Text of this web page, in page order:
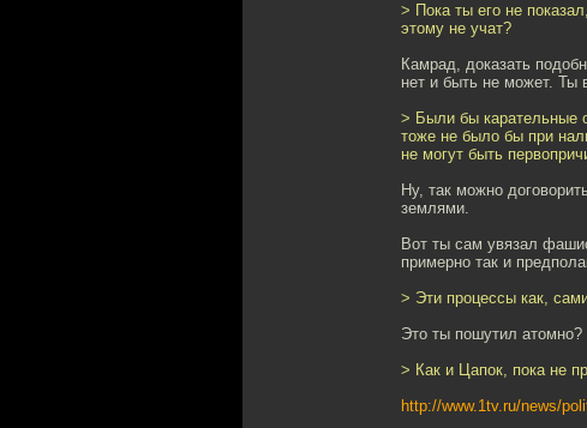
> Пока ты его не
этому не учат?
Камрад, доказать
нет и быть не может. Ты
> Были бы карательные
тоже не было бы при
не могут быть
Ну, так можно
землями.
Вот ты сам увязал
примерно так и
> Эти процессы как,
Это ты пошутил атомно?
> Как и Цапок, пока не
http://www.1tv.ru/news/